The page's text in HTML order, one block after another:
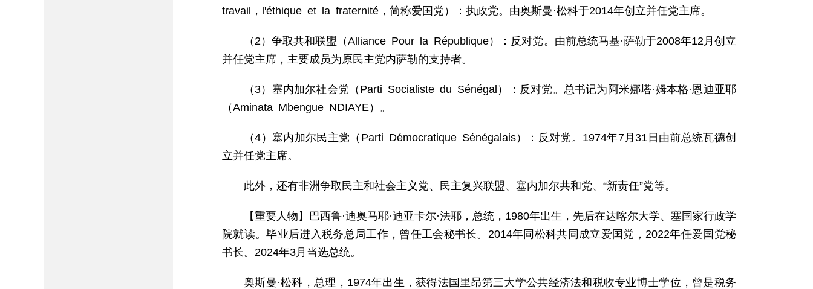
travail，l'éthique et la fraternité，简称爱国党）：执政党。由奥斯曼·松科于2014年创立并任党主席。
（2）争取共和联盟（Alliance Pour la République）：反对党。由前总统马基·萨勒于2008年12月创立
并任党主席，主要成员为原民主党内萨勒的支持者。
（3）塞内加尔社会党（Parti Socialiste du Sénégal）：反对党。总书记为阿米娜塔·姆本格·恩迪亚耶
（Aminata Mbengue NDIAYE）。
（4）塞内加尔民主党（Parti Démocratique Sénégalais）：反对党。1974年7月31日由前总统瓦德创
立并任党主席。
此外，还有非洲争取民主和社会主义党、民主复兴联盟、塞内加尔共和党、“新责任”党等。
【重要人物】巴西鲁·迪奥马耶·迪亚卡尔·法耶，总统，1980年出生，先后在达喀尔大学、塞国家行政学
院就读。毕业后进入税务总局工作，曾任工会秘书长。2014年同松科共同成立爱国党，2022年任爱国党秘
书长。2024年3月当选总统。
奥斯曼·松科，总理，1974年出生，获得法国里昂第三大学公共经济法和税收专业博士学位，曾是税务